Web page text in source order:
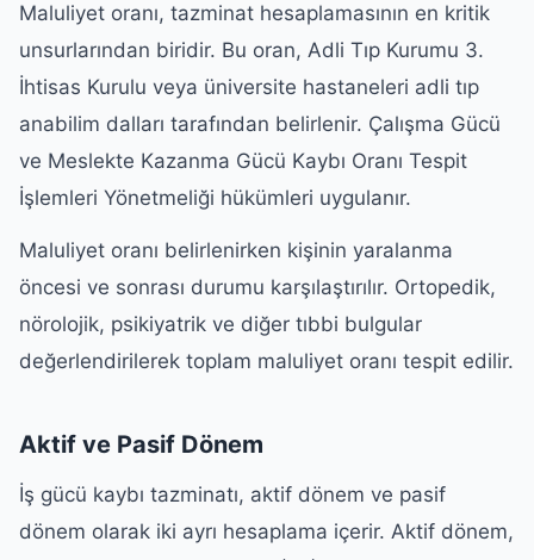
Maluliyet oranı, tazminat hesaplamasının en kritik
unsurlarından biridir. Bu oran, Adli Tıp Kurumu 3.
İhtisas Kurulu veya üniversite hastaneleri adli tıp
anabilim dalları tarafından belirlenir. Çalışma Gücü
ve Meslekte Kazanma Gücü Kaybı Oranı Tespit
İşlemleri Yönetmeliği hükümleri uygulanır.
Maluliyet oranı belirlenirken kişinin yaralanma
öncesi ve sonrası durumu karşılaştırılır. Ortopedik,
nörolojik, psikiyatrik ve diğer tıbbi bulgular
değerlendirilerek toplam maluliyet oranı tespit edilir.
Aktif ve Pasif Dönem
İş gücü kaybı tazminatı, aktif dönem ve pasif
dönem olarak iki ayrı hesaplama içerir. Aktif dönem,